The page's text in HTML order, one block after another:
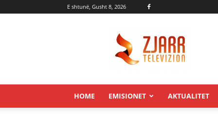
E shtunë, Gusht 8, 2026
HOME EMISIONET AKTUALITET